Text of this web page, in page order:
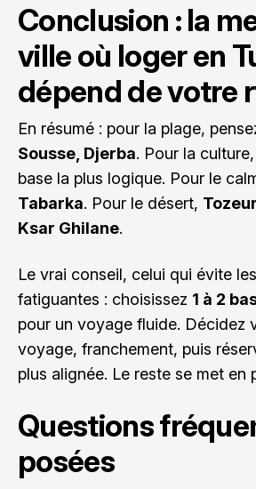
Conclusion : la
ville où loger en
dépend de votre
En résumé : pour la plage,
Sousse, Djerba. Pour la culture,
base la plus logique. Pour le
Tabarka. Pour le désert, Tozeur
Ksar Ghilane.
Le vrai conseil, celui qui évite
fatiguantes : choisissez 1 à 2
pour un voyage fluide. Décidez
voyage, franchement, puis
plus alignée. Le reste se met en
Questions
posées